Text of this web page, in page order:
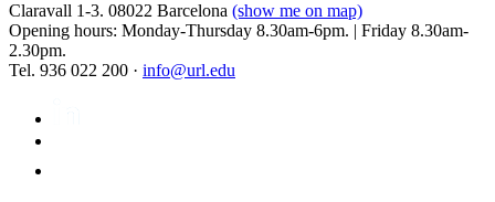
Claravall 1-3. 08022 Barcelona (show me on map)
Opening hours: Monday-Thursday 8.30am-6pm. | Friday 8.30am-
2.30pm.
Tel. 936 022 200 · info@url.edu